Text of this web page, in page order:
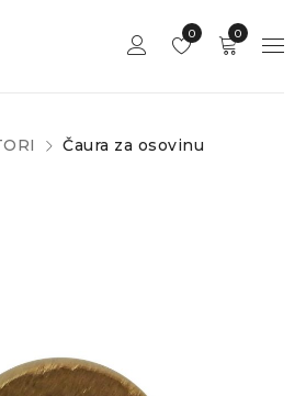
0
0
Čaura za osovinu